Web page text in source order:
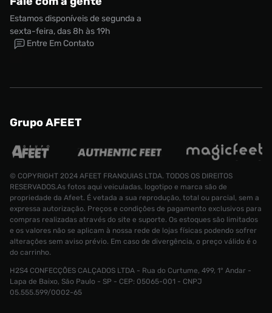
Tênis Air Jordan 1 Retro High Masculino
Estamos disponíveis de segunda a
sexta-feira, das 8h às 19h
Entre Em Contato
Grupo AFEET
© COPYRIGHT 2024 AFEET FRANQUIAS LTDA. TODOS OS DIREITOS
RESERVADOS.As fotos aqui veiculadas, logotipo e marca são de
propriedade da Afeet. É vetada a sua reprodução, total ou parcial, sem a
expressa autorização. Preços e condições de pagamento exclusivos para
compras realizadas através do site e suporte. Os estoques são limitados
e os valores não se aplicam à nossa rede de lojas físicas podendo sofrer
alterações sem aviso prévio. Em caso de divergência, o preço válido é o
do carrinho.
H2S4 CONFECÇÕES CALÇADOS LTDA - Rua do Curtume, 499, 1° Andar -
Lapa de Baixo, São Paulo - SP - CEP: 05065-001 - CNPJ
05.555.599/0002-65